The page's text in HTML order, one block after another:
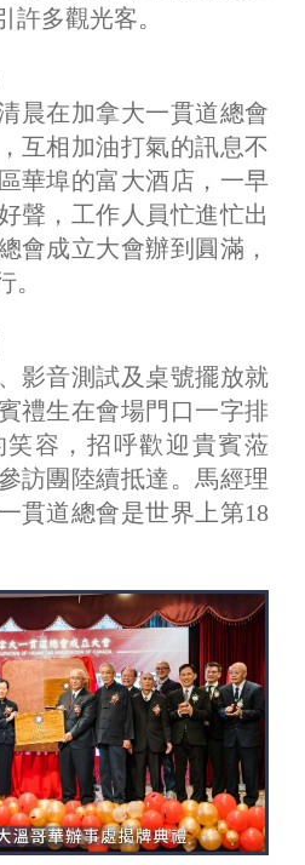
許多觀光客。
晨在加拿大一貫道總會
互相加油打氣的訊息不
華埠的富大酒店，一早
聲，工作人員忙進忙出
會成立大會辦到圓滿，
。
影音測試及桌號擺放就
禮生在會場門口一字排
容，招呼歡迎貴賓蒞
訪團陸續抵達。馬經理
貫道總會是世界上第18